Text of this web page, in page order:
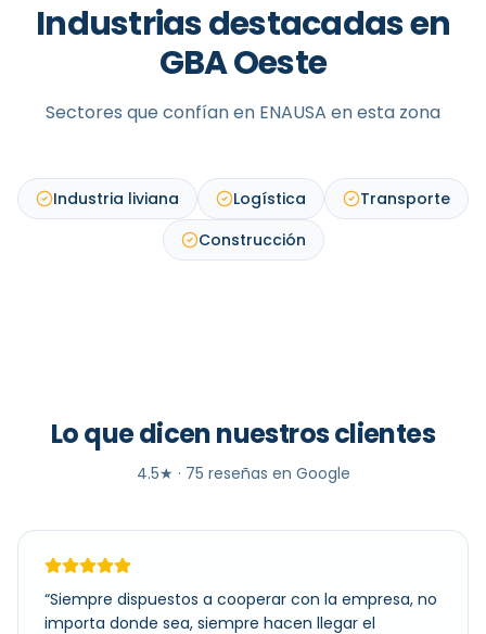
Industrias destacadas en
GBA Oeste
Sectores que confían en ENAUSA en esta zona
Industria liviana Logística
Transporte
Construcción
Lo que dicen nuestros clientes
4.5★ · 75 reseñas en Google
“Siempre dispuestos a cooperar con la empresa, no
importa donde sea, siempre hacen llegar el